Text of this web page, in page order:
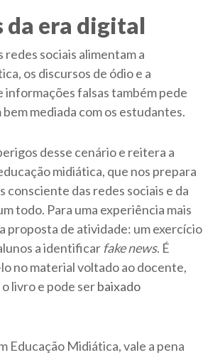
da era digital
redes sociais alimentam a
os discursos de ódio e a
informações falsas também pede
mediada com os estudantes.
desse cenário e reitera a
midiática, que nos prepara
consciente das redes sociais e da
todo. Para uma experiência mais
proposta de atividade: um exercício
a identificarfake news. É
no material voltado ao docente,
livro e pode serbaixado
Educação Midiática, vale a pena